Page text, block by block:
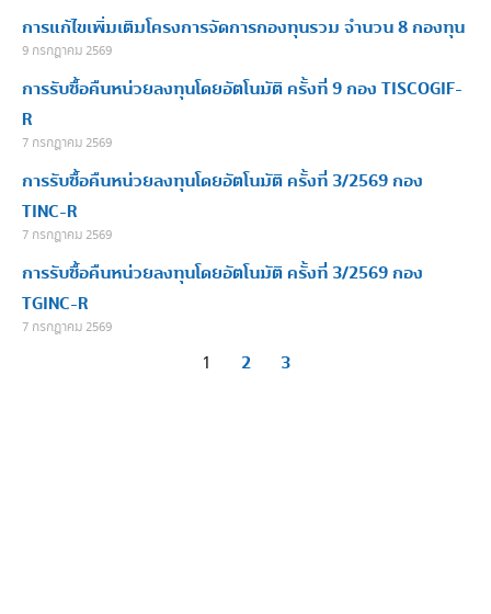
การแก้ไขเพิ่มเติมโครงการจัดการกองทุนรวม จำนวน 8 กองทุน
9 กรกฎาคม 2569
การรับซื้อคืนหน่วยลงทุนโดยอัตโนมัติ ครั้งที่ 9 กอง TISCOGIF-
R
7 กรกฎาคม 2569
การรับซื้อคืนหน่วยลงทุนโดยอัตโนมัติ ครั้งที่ 3/2569 กอง
TINC-R
7 กรกฎาคม 2569
การรับซื้อคืนหน่วยลงทุนโดยอัตโนมัติ ครั้งที่ 3/2569 กอง
TGINC-R
7 กรกฎาคม 2569
1 2 3